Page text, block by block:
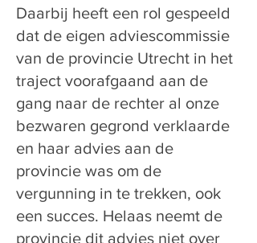
Daarbij heeft een rol gespeeld
dat de eigen adviescommissie
van de provincie Utrecht in het
traject voorafgaand aan de
gang naar de rechter al onze
bezwaren gegrond verklaarde
en haar advies aan de
provincie was om de
vergunning in te trekken, ook
een succes. Helaas neemt de
provincie dit advies niet over